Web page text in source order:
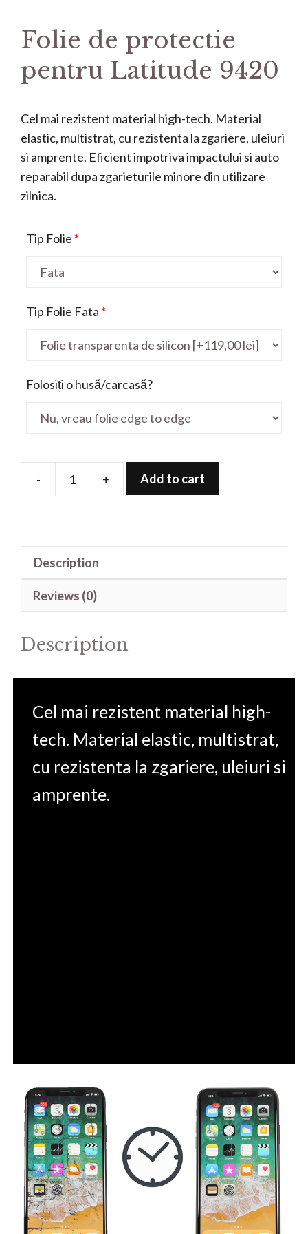
Folie de protectie
pentru Latitude 9420
Cel mai rezistent material high-tech. Material
elastic, multistrat, cu rezistenta la zgariere, uleiuri
si amprente. Eficient impotriva impactului si auto
reparabil dupa zgarieturile minore din utilizare
zilnica.
Tip Folie *
Tip Folie Fata *
Folosiți o husă/carcasă?
-
Folie
+ Add to cart
Description
Reviews (0)
Description
Cel mai rezistent material high-
tech. Material elastic, multistrat,
cu rezistenta la zgariere, uleiuri si
amprente.